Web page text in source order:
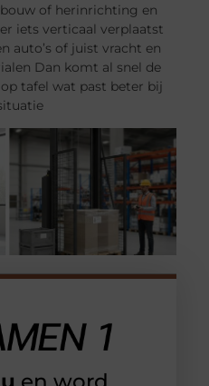
of herinrichting en
iets verticaal verplaatst
auto’s of juist vracht en
Dan komt al snel de
tafel wat past beter bij